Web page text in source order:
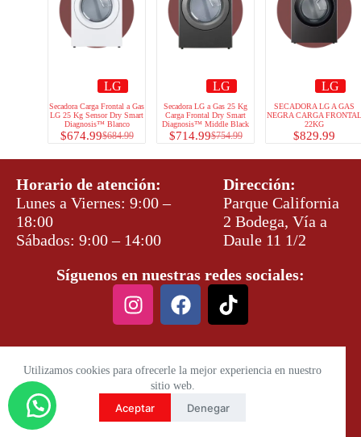
Utilizamos cookies para ofrecerle la mejor experiencia en nuestro
sitio web.
Aceptar Denegar
LG
Secadora Carga Frontal a Gas
LG 25 Kg Sensor Dry Smart
Diagnosis™ Blanco
$684.99
$674.99
LG
Secadora LG a Gas 25 Kg
Carga Frontal Dry Smart
Diagnosis™ Middle Black
$754.99
$714.99
LG
SECADORA LG A GAS
NEGRA CARGA FRONTAL
22KG
$829.99
Horario de atención:
Lunes a Viernes: 9:00 –
18:00
Sábados: 9:00 – 14:00
Dirección:
Parque California
2 Bodega, Vía a
Daule 11 1/2
Síguenos en nuestras redes sociales: